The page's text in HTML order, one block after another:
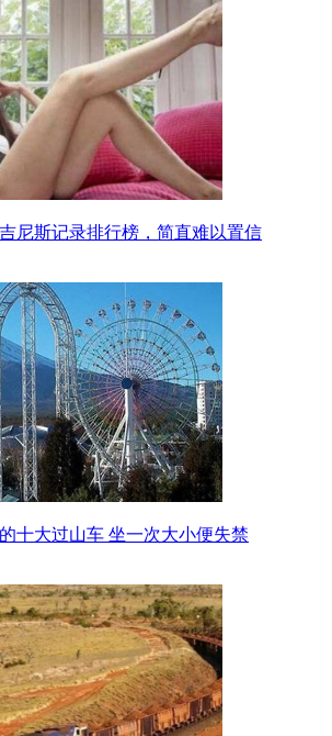
尼斯记录排行榜，简直难以置信
十大过山车 坐一次大小便失禁